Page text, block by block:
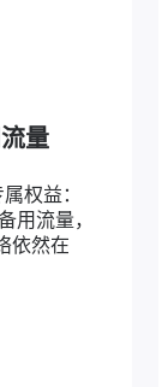
量
权益：
用流量，
依然在